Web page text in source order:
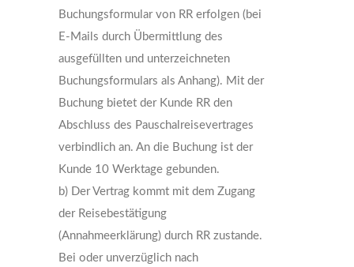
Buchungsformular von RR erfolgen (bei
E-Mails durch Übermittlung des
ausgefüllten und unterzeichneten
Buchungsformulars als Anhang). Mit der
Buchung bietet der Kunde RR den
Abschluss des Pauschalreisevertrages
verbindlich an. An die Buchung ist der
Kunde 10 Werktage gebunden.
b) Der Vertrag kommt mit dem Zugang
der Reisebestätigung
(Annahmeerklärung) durch RR zustande.
Bei oder unverzüglich nach